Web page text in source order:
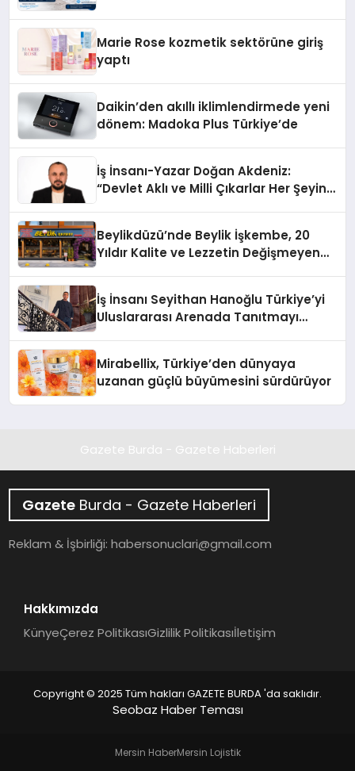
Marie Rose kozmetik sektörüne giriş
yaptı
Daikin’den akıllı iklimlendirmede yeni
dönem: Madoka Plus Türkiye’de
İş İnsanı-Yazar Doğan Akdeniz:
“Devlet Aklı ve Milli Çıkarlar Her Şeyin
Beylikdüzü’nde Beylik İşkembe, 20
Yıldır Kalite ve Lezzetin Değişmeyen
İş İnsanı Seyithan Hanoğlu Türkiye’yi
Uluslararası Arenada Tanıtmayı
Mirabellix, Türkiye’den dünyaya
uzanan güçlü büyümesini sürdürüyor
Gazete Burda - Gazete Haberleri
Gazete Burda - Gazete Haberleri
Reklam & İşbirliği:habersonuclari@gmail.com
Hakkımızda
KünyeÇerez PolitikasıGizlilik Politikasıİletişim
Copyright © 2025 Tüm hakları GAZETE BURDA 'da saklıdır.
Seobaz Haber Teması
Mersin HaberMersin Lojistik